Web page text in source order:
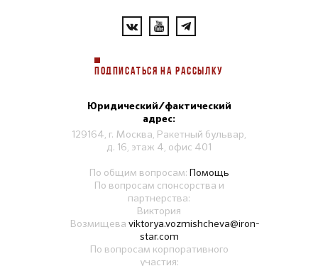
ПОДПИСАТЬСЯ НА РАССЫЛКУ
Юридический/фактический
адрес:
129164, г. Москва, Ракетный бульвар,
д. 16, этаж 4, офис 401
По общим вопросам: Помощь
По вопросам спонсорства и
партнерства:
Виктория
Возмищева viktorya.vozmishcheva@iron-
star.com
По вопросам корпоративного
участия: